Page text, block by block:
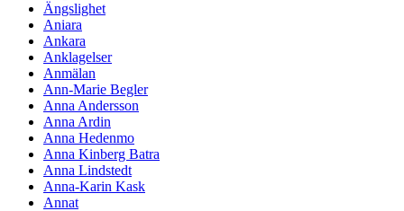
Ängslighet
Aniara
Ankara
Anklagelser
Anmälan
Ann-Marie Begler
Anna Andersson
Anna Ardin
Anna Hedenmo
Anna Kinberg Batra
Anna Lindstedt
Anna-Karin Kask
Annat